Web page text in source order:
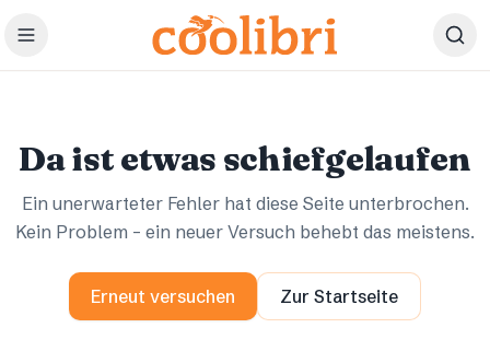
Zum Hauptinhalt springen
Da ist etwas schiefgelaufen
Ein unerwarteter Fehler hat diese Seite unterbrochen.
Kein Problem – ein neuer Versuch behebt das meistens.
Erneut versuchen Zur Startseite